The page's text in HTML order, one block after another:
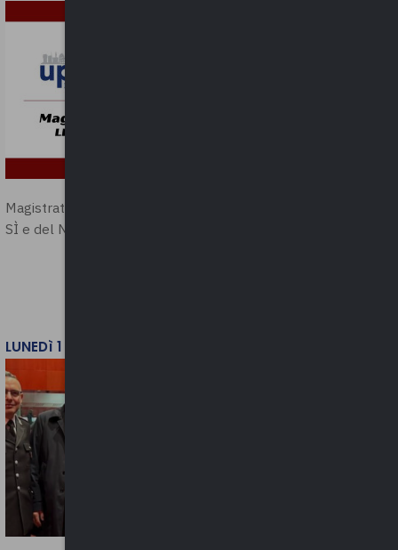
Magistratura e Costituzione. Le ragioni del
SÌ e del NO
LUNEDì 1 DICEMBRE 2025